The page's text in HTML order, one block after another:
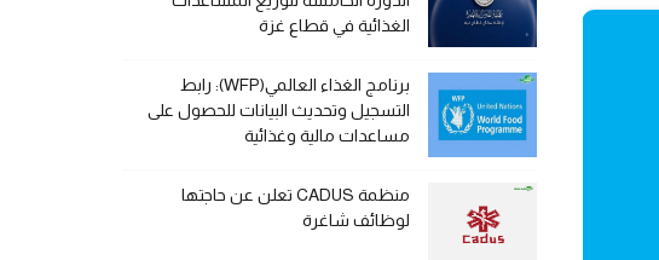
الغذائية في قطاع غزة
برنامج الغذاء العالمي(WFP): رابط
التسجيل وتحديث البيانات للحصول على
مساعدات مالية وغذائية
منظمة CADUS تعلن عن حاجتها
لوظائف شاغرة